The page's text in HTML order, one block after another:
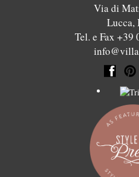
Via di
Lucca,
Tel. e Fax +39